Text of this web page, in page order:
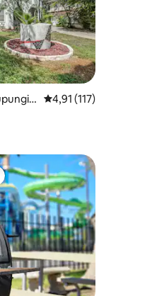
Keskimääräinen arvio
4,91 (117)